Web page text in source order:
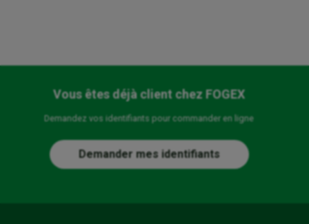
Vous êtes déjà client chez FOGEX
Demandez vos identifiants pour commander en ligne
Demander mes identifiants